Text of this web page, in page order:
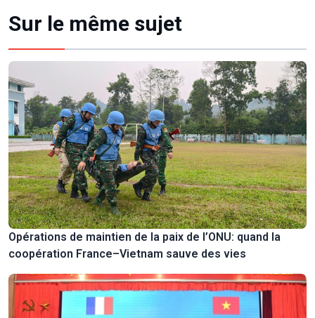
Sur le même sujet
Opérations de maintien de la paix de l’ONU: quand la
coopération France–Vietnam sauve des vies